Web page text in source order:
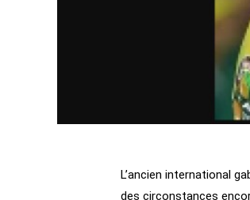
L’ancien international
des circonstances